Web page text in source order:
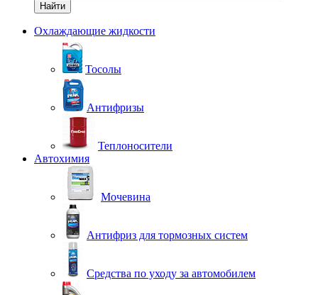
Найти
Охлаждающие жидкости
Тосолы
Антифризы
Теплоносители
Автохимия
Мочевина
Антифриз для тормозных систем
Средства по уходу за автомобилем